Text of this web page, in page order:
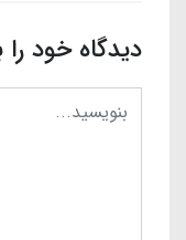
دیدگاه خود